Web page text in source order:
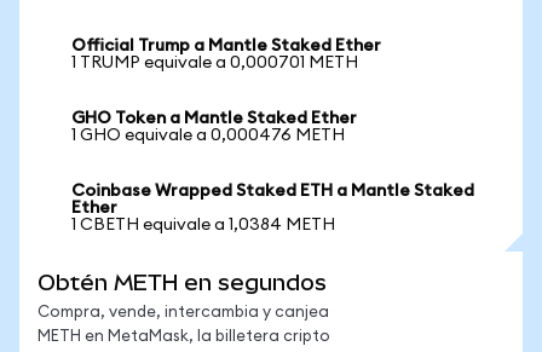
Official Trump a Mantle Staked Ether
1 TRUMP equivale a 0,000701 METH
GHO Token a Mantle Staked Ether
1 GHO equivale a 0,000476 METH
Coinbase Wrapped Staked ETH a Mantle Staked
Ether
1 CBETH equivale a 1,0384 METH
Obtén METH en segundos
Compra, vende, intercambia y canjea
METH en MetaMask, la billetera cripto